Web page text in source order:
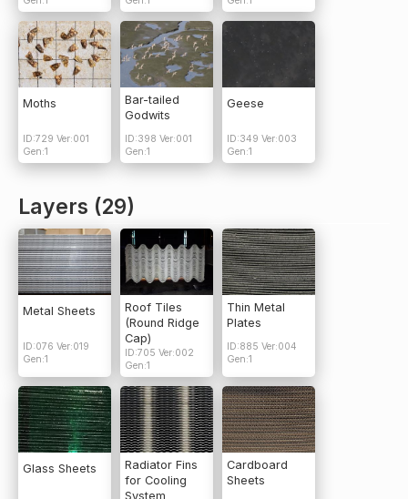
Moths
ID:729 Ver:001
Gen:1
Bar-tailed
Godwits
ID:398 Ver:001
Gen:1
Geese
ID:349 Ver:003
Gen:1
Layers (29)
Metal Sheets
ID:076 Ver:019
Gen:1
Roof Tiles
(Round Ridge
Cap)
ID:705 Ver:002
Gen:1
Thin Metal
Plates
ID:885 Ver:004
Gen:1
Glass Sheets
Radiator Fins
for Cooling
System
Cardboard
Sheets